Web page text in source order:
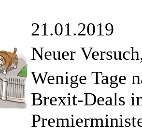
21.01.2019
Neuer
Wenige Tage
Brexit-Deals